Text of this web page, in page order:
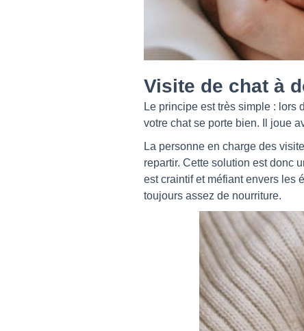
Visite de chat à
Le principe est très simple : lors
votre chat se porte bien. Il joue
La personne en charge des
repartir. Cette solution est donc
est craintif et méfiant envers les
toujours assez de nourriture.